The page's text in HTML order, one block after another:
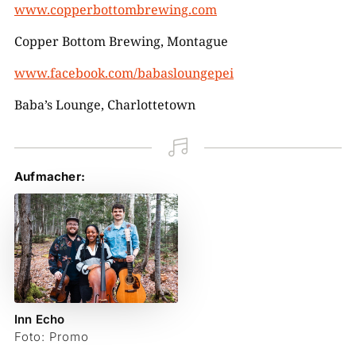
www.copperbottombrewing.com
Copper Bottom Brewing, Montague
www.facebook.com/babasloungepei
Baba’s Lounge, Charlottetown

Aufmacher:
Inn Echo
Foto: Promo